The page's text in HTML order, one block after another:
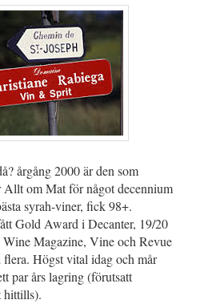
årgång 2000 är den som
Allt om Mat för något decennium
syrah-viner, fick 98+.
Gold Award i Decanter, 19/20
Magazine, Vine och Revue
Högst vital idag och mår
par års lagring (förutsatt
hittills).